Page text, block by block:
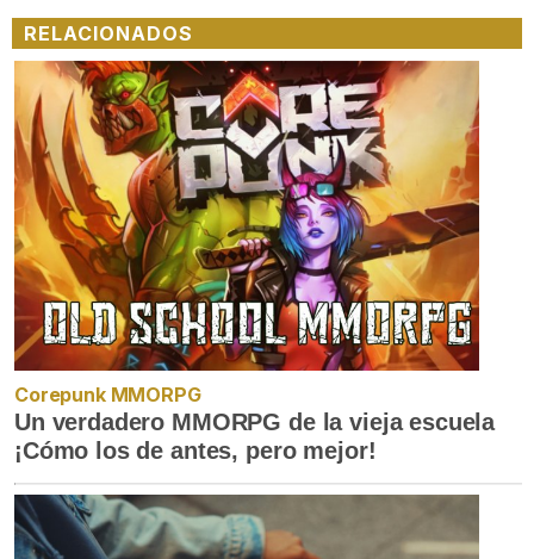
RELACIONADOS
Corepunk MMORPG
Un verdadero MMORPG de la vieja escuela
¡Cómo los de antes, pero mejor!